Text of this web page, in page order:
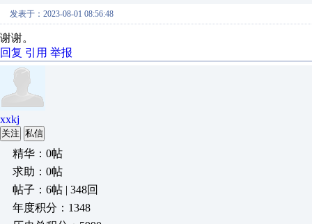
发表于：2023-08-01 08:56:48
谢谢。
回复 引用 举报
xxkj
关注 私信
精华：0帖
求助：0帖
帖子：6帖 | 348回
年度积分：1348